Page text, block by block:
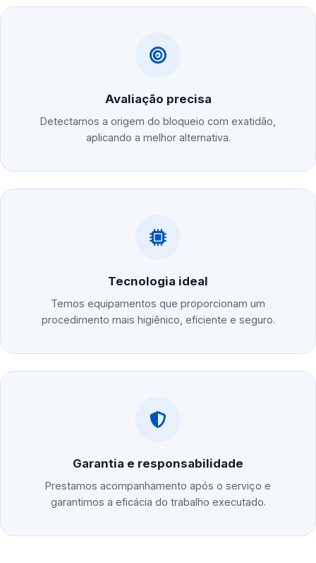
Avaliação precisa
Detectamos a origem do bloqueio com exatidão,
aplicando a melhor alternativa.
Tecnologia ideal
Temos equipamentos que proporcionam um
procedimento mais higiênico, eficiente e seguro.
Garantia e responsabilidade
Prestamos acompanhamento após o serviço e
garantimos a eficácia do trabalho executado.